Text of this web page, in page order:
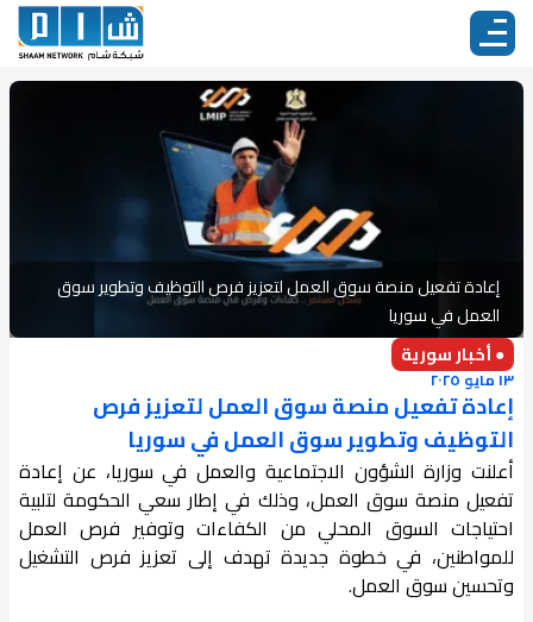
إعادة تفعيل منصة سوق العمل لتعزيز فرص التوظيف وتطوير سوق
العمل في سوريا
● أخبار سورية
١٣ مايو ٢٠٢٥
إعادة تفعيل منصة سوق العمل لتعزيز فرص
التوظيف وتطوير سوق العمل في سوريا
أعلنت وزارة الشؤون الاجتماعية والعمل في سوريا، عن إعادة
تفعيل منصة سوق العمل، وذلك في إطار سعي الحكومة لتلبية
احتياجات السوق المحلي من الكفاءات وتوفير فرص العمل
للمواطنين، في خطوة جديدة تهدف إلى تعزيز فرص التشغيل
وتحسين سوق العمل.